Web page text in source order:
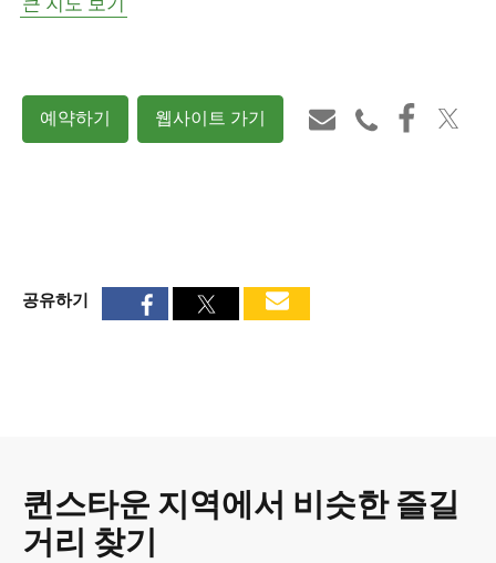
큰 지도 보기
예약하기 웹사이트 가기
공유하기
퀸스타운 지역에서 비슷한 즐길
거리 찾기